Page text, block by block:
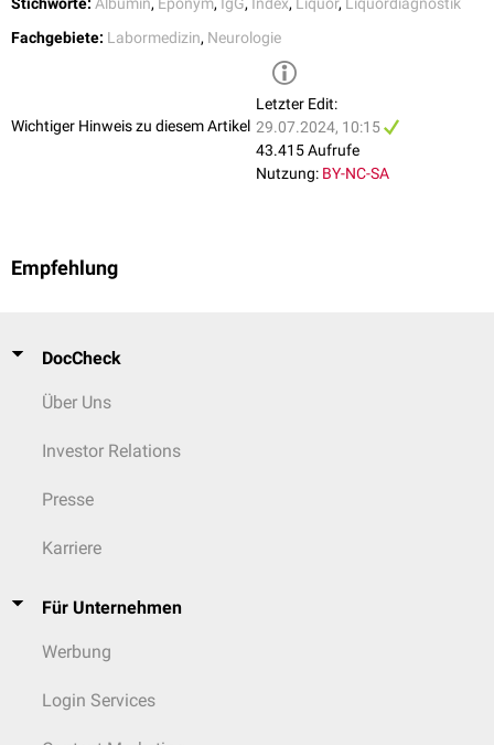
werden.
Bildlich kann die Beziehung von Albumin-Quotient und IgG-Quotient mit
veranschaulicht werden. Hier wird zusätzlich noch
das Patientenalter berücksichtigt und der Anteil der intrathekalen
Immunglobulinproduktion wird semquantitativ dargestellt. Dies nimmt
man ebenfalls für IgG, IgA und IgM vor. Der Delpech-Lichtblau-Quotient
Stichworte: Albumin, Eponym, IgG, Index, Liquor, Liquordiagnostik
Fachgebiete: Labormedizin, Neurologie
Wichtiger Hinweis zu diesem Artikel
Letzter Edit:
29.07.2024, 10:15
43.415 Aufrufe
Nutzung: BY-NC-SA
Empfehlung
DocCheck
Über Uns
Investor Relations
Presse
Karriere
Für Unternehmen
Werbung
Login Services